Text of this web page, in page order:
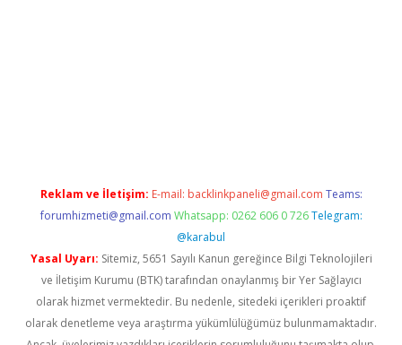
Reklam ve İletişim: E-mail: backlinkpaneli@gmail.com Teams:
forumhizmeti@gmail.com Whatsapp: 0262 606 0 726 Telegram:
@karabul
Yasal Uyarı: Sitemiz, 5651 Sayılı Kanun gereğince Bilgi Teknolojileri
ve İletişim Kurumu (BTK) tarafından onaylanmış bir Yer Sağlayıcı
olarak hizmet vermektedir. Bu nedenle, sitedeki içerikleri proaktif
olarak denetleme veya araştırma yükümlülüğümüz bulunmamaktadır.